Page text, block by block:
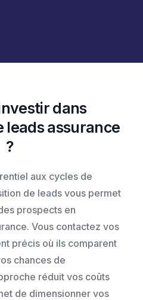
dans
leads assurance
?
aux cycles de
de leads vous permet
prospects en
Vous contactez vos
précis où ils comparent
chances de
réduit vos coûts
de dimensionner vos